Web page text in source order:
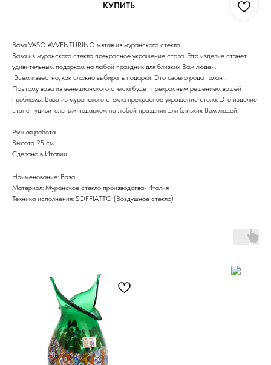
КУПИТЬ
Ваза VASO AVVENTURINO мятая из муранского стекла
Ваза из муранского стекла прекрасное украшение стола. Это изделие станет
удивительным подарком на любой праздник для близких Вам людей.
Всем известно, как сложно выбирать подарки. Это своего рода талант.
Поэтому ваза из венецианского стекла будет прекрасным решением вашей
проблемы. Ваза из муранского стекла прекрасное украшение стола. Это изделие
станет удивительным подарком на любой праздник для близких Вам людей.
Ручная работа
Высота 25 см
Сделано в Италии
Наименование: Ваза
Материал: Муранское стекло производства-Италия
Техника исполнения: SOFFIATTO (Воздушное стекло)